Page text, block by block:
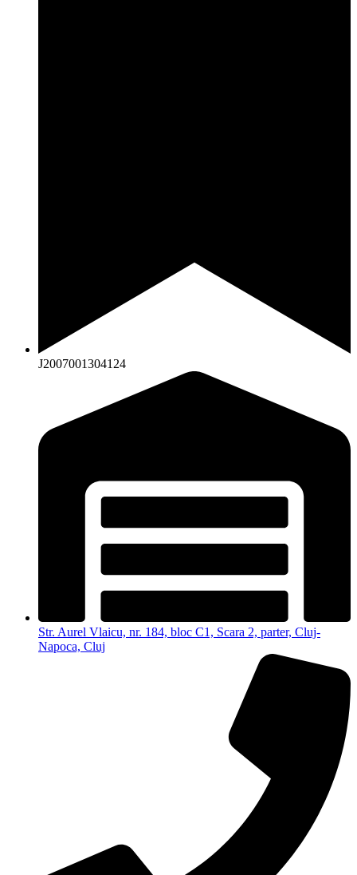
J2007001304124
Str. Aurel Vlaicu, nr. 184, bloc C1, Scara 2, parter, Cluj-
Napoca, Cluj